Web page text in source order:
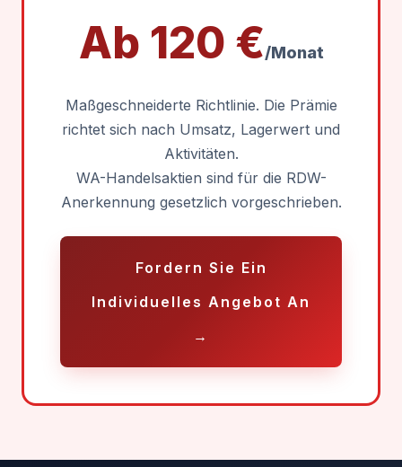
Ab 120 €/Monat
Maßgeschneiderte Richtlinie. Die Prämie
richtet sich nach Umsatz, Lagerwert und
Aktivitäten.
WA-Handelsaktien sind für die RDW-
Anerkennung gesetzlich vorgeschrieben.
Fordern Sie Ein
Individuelles Angebot An
→